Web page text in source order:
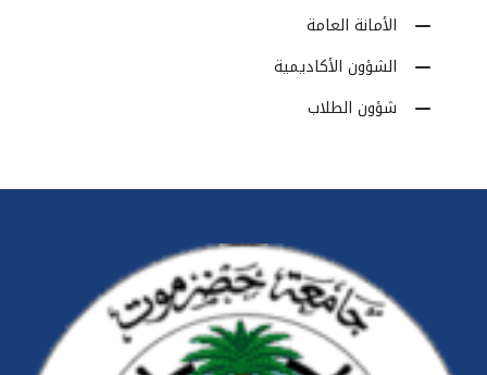
الأمانة العامة
الشؤون الأكاديمية
شؤون الطلاب